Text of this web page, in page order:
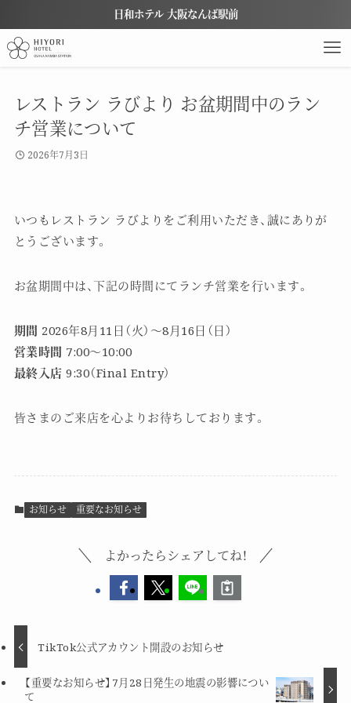
日和ホテル 大阪なんば駅前
レストラン ラびより お盆期間中のラン
チ営業について
2026年7月3日
いつもレストラン ラびよりをご利用いただき、誠にありが
とうございます。
お盆期間中は、下記の時間にてランチ営業を行います。
期間 2026年8月11日（火）～8月16日（日）
営業時間 7:00～10:00
最終入店 9:30（Final Entry）
皆さまのご来店を心よりお待ちしております。
お知らせ 重要なお知らせ
よかったらシェアしてね！
TikTok公式アカウント開設のお知らせ
【重要なお知らせ】7月28日発生の地震の影響につい
て